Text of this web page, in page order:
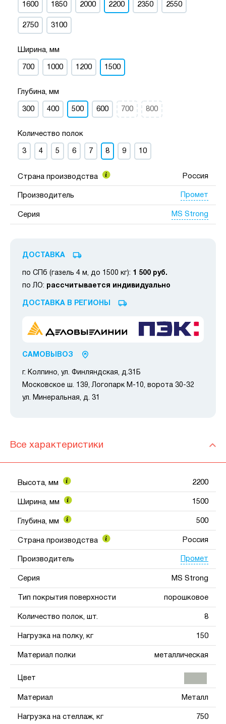
1600 1850 2000 2200 2350 2550
2750 3100
Ширина, мм
700 1000 1200 1500
Глубина, мм
300 400 500 600 700 800
Количество полок
3 4 5 6 7 8 9 10
Страна производства Россия
Производитель Промет
Серия MS Strong
ДОСТАВКА
по СПб (газель 4 м, до 1500 кг): 1 500 руб.
по ЛО: рассчитывается индивидуально
ДОСТАВКА В РЕГИОНЫ
САМОВЫВОЗ
г. Колпино, ул. Финляндская, д.31Б
Московское ш. 139, Логопарк М-10, ворота 30-32
ул. Минеральная, д. 31
Все характеристики
Высота, мм 2200
Ширина, мм 1500
Глубина, мм 500
Страна производства Россия
Производитель Промет
Серия MS Strong
Тип покрытия поверхности порошковое
Количество полок, шт. 8
Нагрузка на полку, кг 150
Материал полки металлическая
Цвет
Материал Металл
Нагрузка на стеллаж, кг 750